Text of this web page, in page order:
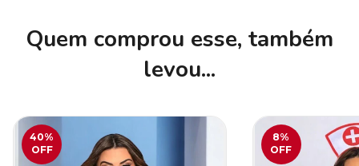
Quem comprou esse, também
levou...
40%
OFF
8%
OFF